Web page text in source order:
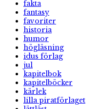
fakta
fantasy
favoriter
historia
humor
högläsning
idus förlag
jul
kapitelbok
kapitelböcker
kärlek
lilla piratförlaget